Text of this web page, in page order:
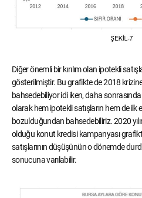
Diğer önemli bir kırılım olan ipotekli
gösterilmiştir. Bu grafikte de 2018
bahsedebiliyor idi iken, daha sonrasında
olarak hem ipotekli satışların hem de ilk
bozulduğundan bahsedebiliriz. 2020
olduğu konut kredisi kampanyası
satışlarının düşüşünün o dönemde
sonucuna varılabilir.